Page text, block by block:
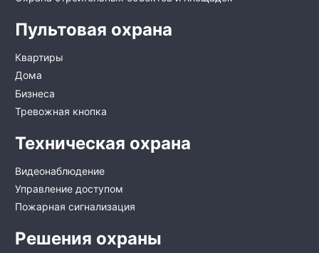
Пультовая охрана
Квартиры
Дома
Бизнеса
Тревожная кнопка
Техническая охрана
Видеонаблюдение
Управление доступом
Пожарная сигнализация
Решения охраны